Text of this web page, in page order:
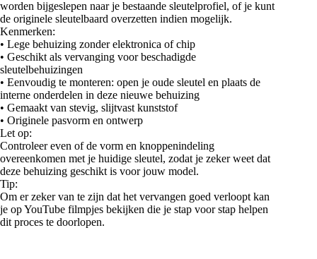
worden bijgeslepen naar je bestaande sleutelprofiel, of je kunt
de originele sleutelbaard overzetten indien mogelijk.
Kenmerken:
• Lege behuizing zonder elektronica of chip
• Geschikt als vervanging voor beschadigde
sleutelbehuizingen
• Eenvoudig te monteren: open je oude sleutel en plaats de
interne onderdelen in deze nieuwe behuizing
• Gemaakt van stevig, slijtvast kunststof
• Originele pasvorm en ontwerp
Let op:
Controleer even of de vorm en knoppenindeling
overeenkomen met je huidige sleutel, zodat je zeker weet dat
deze behuizing geschikt is voor jouw model.
Tip:
Om er zeker van te zijn dat het vervangen goed verloopt kan
je op YouTube filmpjes bekijken die je stap voor stap helpen
dit proces te doorlopen.